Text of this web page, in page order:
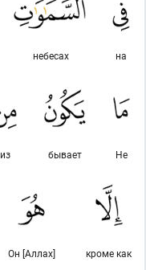
на
небесах
Не
бывает
из
кроме как
Он [Аллах]